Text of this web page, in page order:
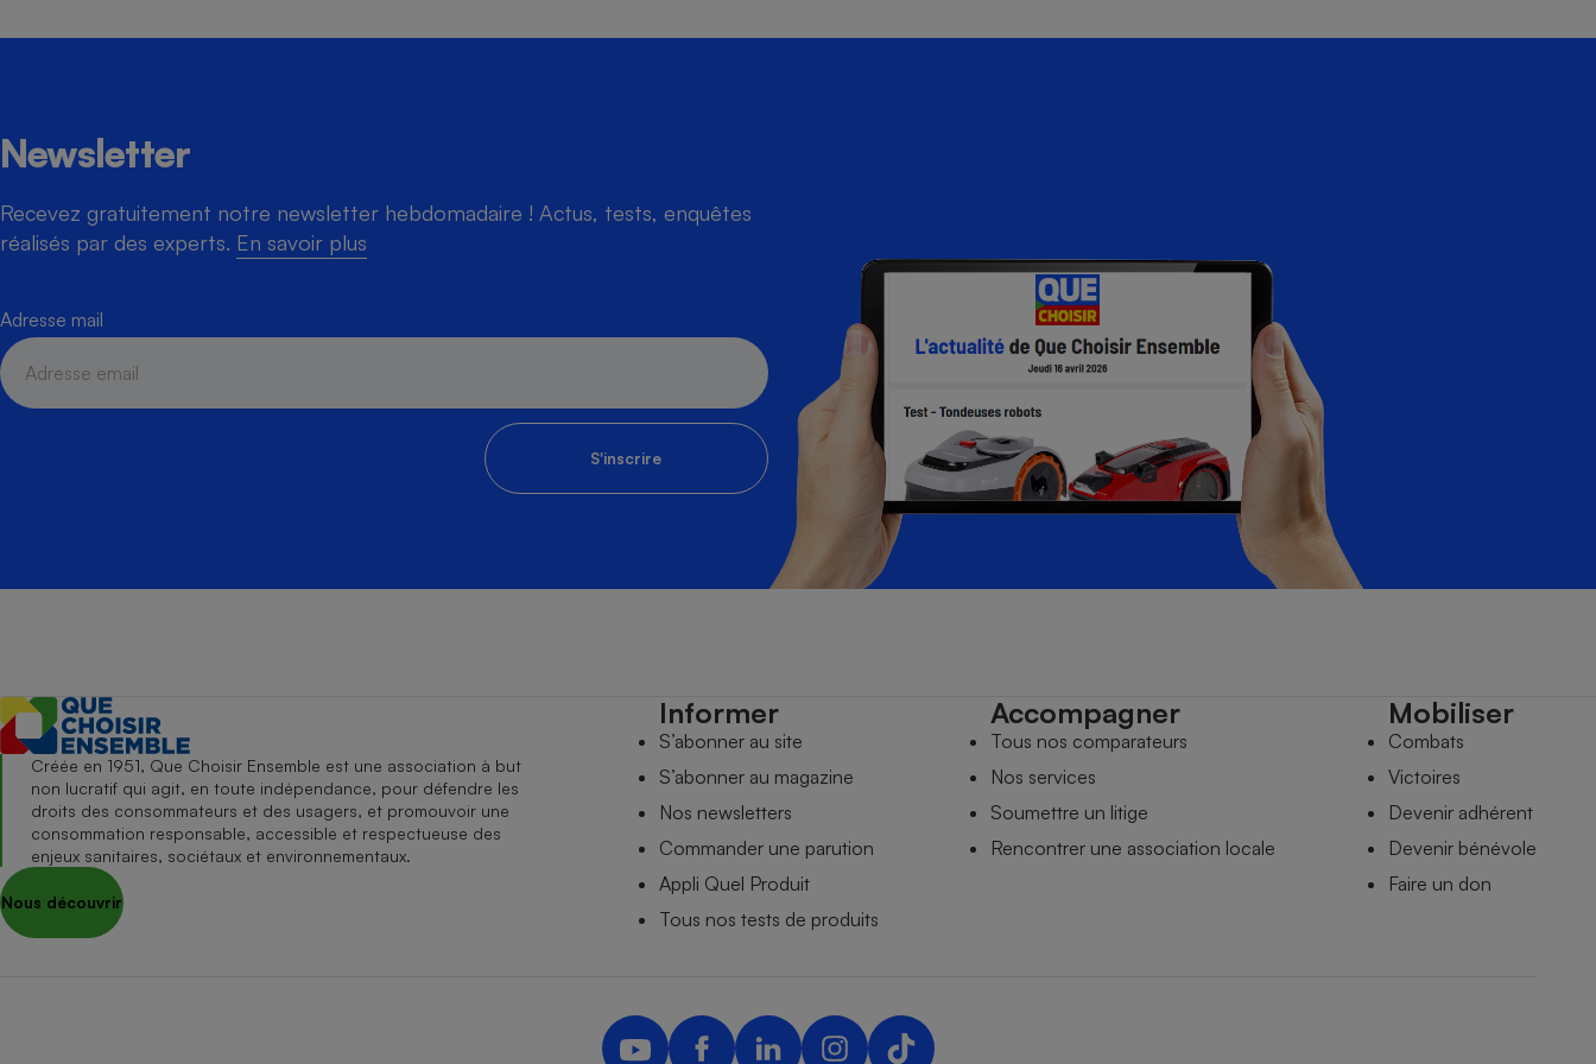
Newsletter
Recevez gratuitement notre newsletter hebdomadaire ! Actus, tests, enquêtes
réalisés par des experts. En savoir plus
Adresse mail
S'inscrire
Créée en 1951, Que Choisir Ensemble est une association à but
non lucratif qui agit, en toute indépendance, pour défendre les
droits des consommateurs et des usagers, et promouvoir une
consommation responsable, accessible et respectueuse des
enjeux sanitaires, sociétaux et environnementaux.
Nous découvrir
Informer
S’abonner au site
S’abonner au magazine
Nos newsletters
Commander une parution
Appli Quel Produit
Tous nos tests de produits
Accompagner
Tous nos comparateurs
Nos services
Soumettre un litige
Rencontrer une association locale
Mobiliser
Combats
Victoires
Devenir adhérent
Devenir bénévole
Faire un don